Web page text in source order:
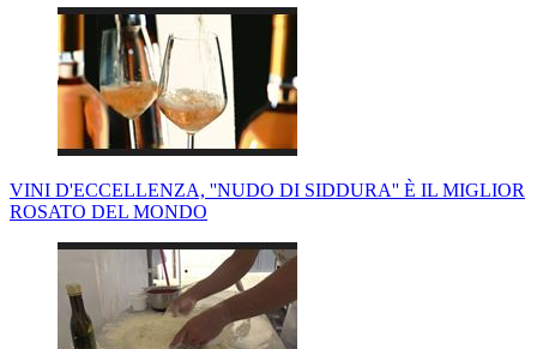
VINI D'ECCELLENZA, ''NUDO DI SIDDURA'' È IL MIGLIOR
ROSATO DEL MONDO